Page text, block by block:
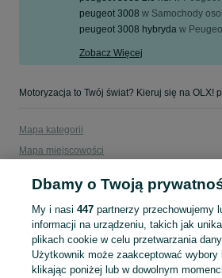
peugeot 3008 w Samochody
peugeot 3008 hybryda w
Zobacz Więcej
Mapa kategorii
Mapa miejscowości
Popularne wyszukiwania
Dbamy o Twoją
My i nasi 447partnerzy przechowujemy
informacji na urządzeniu, takich jak
plikach cookie w celu przetwarzania
Użytkownik może zaakceptować wybory
klikając poniżej lub w dowolnym